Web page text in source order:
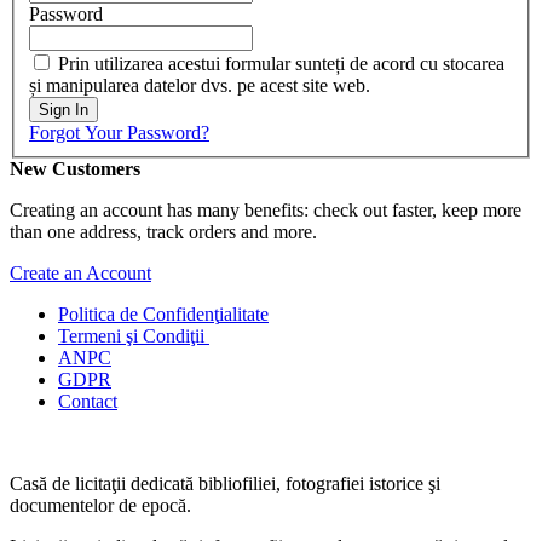
Password
Prin utilizarea acestui formular sunteți de acord cu stocarea
și manipularea datelor dvs. pe acest site web.
Sign In
Forgot Your Password?
New Customers
Creating an account has many benefits: check out faster, keep more
than one address, track orders and more.
Create an Account
Politica de Confidenţialitate
Termeni şi Condiţii
ANPC
GDPR
Contact
Casă de licitaţii dedicată bibliofiliei, fotografiei istorice şi
documentelor de epocă.